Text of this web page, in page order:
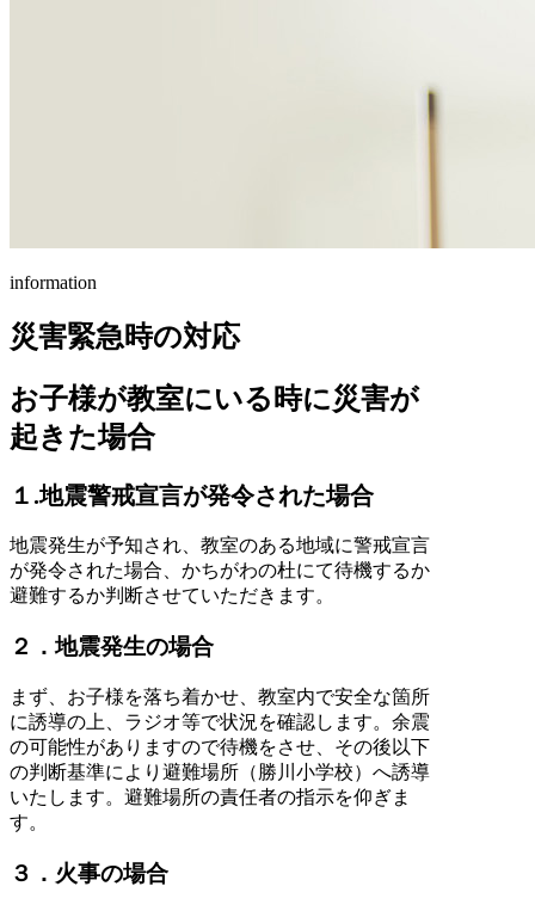
information
災害緊急時の対応
お子様が教室にいる時に災害が
起きた場合
１.地震警戒宣言が発令された場合
地震発生が予知され、教室のある地域に警戒宣言
が発令された場合、かちがわの杜にて待機するか
避難するか判断させていただきます。
２．地震発生の場合
まず、お子様を落ち着かせ、教室内で安全な箇所
に誘導の上、ラジオ等で状況を確認します。余震
の可能性がありますので待機をさせ、その後以下
の判断基準により避難場所（勝川小学校）へ誘導
いたします。避難場所の責任者の指示を仰ぎま
す。
３．火事の場合